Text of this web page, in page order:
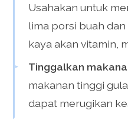
Usahakan untuk
lima porsi buah
kaya akan vitamin,
Tinggalkan
makanan tinggi
dapat merugikan